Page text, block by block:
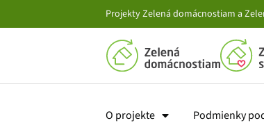
Projekty Zelená domácnostiam a
O projekte Podmienky